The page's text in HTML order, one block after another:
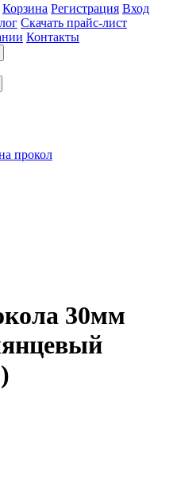
Корзина Регистрация Вход
Скачать прайс-лист
Контакты
прокол
30мм